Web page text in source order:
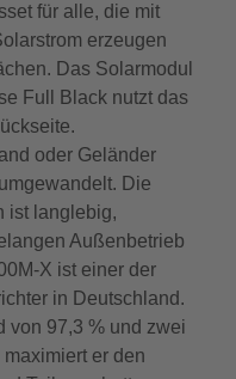
für alle, die mit
erzeugen
Das Solarmodul
Full Black nutzt das
oder Geländer
Die
ist langlebig,
Außenbetrieb
X ist einer der
in Deutschland.
von 97,3 % und zwei
er den